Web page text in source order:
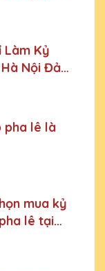
Làm Kỷ
Nội Đảm
pha lê là
mua kỷ
lê tại